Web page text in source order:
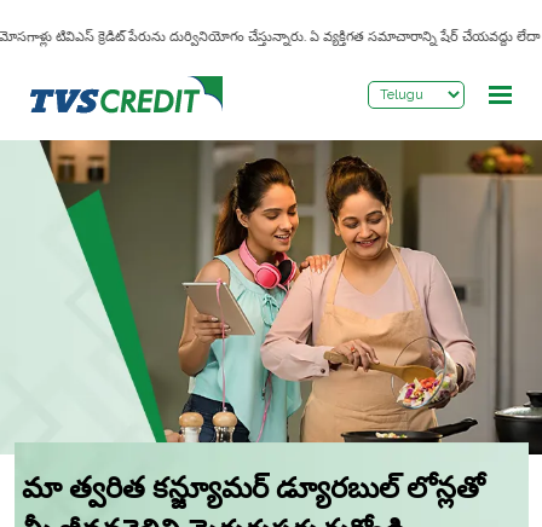
టివిఎస్ క్రెడిట్ పేరును దుర్వినియోగం చేస్తున్నారు. ఏ వ్యక్తిగత సమాచారాన్ని షేర్ చేయవద్దు
మా త్వరిత కన్జ్యూమర్ డ్యూరబుల్ లోన్లతో